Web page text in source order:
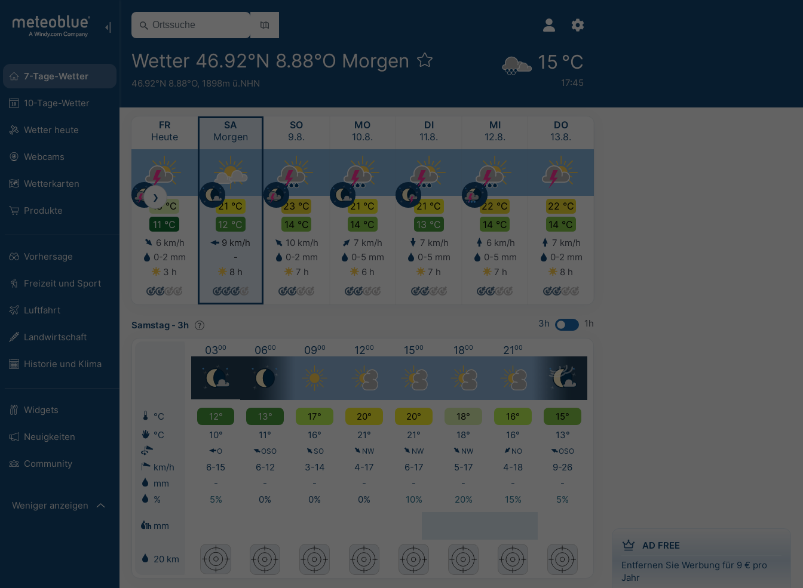
7-Tage-Wetter
10-Tage-Wetter
Wetter heute
Webcams
Wetterkarten
Produkte
Vorhersage
Freizeit und Sport
Luftfahrt
Landwirtschaft
Historie und Klima
Widgets
Neuigkeiten
Community
Weniger anzeigen
Wetter 46.92°N 8.88°O Morgen
46.92°N 8.88°O, 1898m ü.NHN
15 °C
17:45
AD FREE
Entfernen Sie Werbung für 9 € pro
Jahr
FR
Heute
18 °C
11 °C
6 km/h
0-2 mm
3 h
SA
Morgen
21 °C
12 °C
9 km/h
-
8 h
SO
9.8.
23 °C
14 °C
10 km/h
0-2 mm
7 h
MO
10.8.
21 °C
14 °C
7 km/h
0-5 mm
6 h
DI
11.8.
21 °C
13 °C
7 km/h
0-5 mm
7 h
MI
12.8.
22 °C
14 °C
6 km/h
0-5 mm
7 h
DO
13.8.
22 °C
14 °C
7 km/h
0-2 mm
8 h
❯
Samstag - 3h 3h 1h
0300 0600 0900 1200 1500 1800 2100
°C 12° 13° 17° 20° 20° 18° 16°
15°
°C
10° 11° 16° 21° 21° 18° 16° 13°
O OSO SO NW NW NW NO OSO
km/h 6-15 6-12 3-14 4-17 6-17 5-17 4-18
9-26
mm
- - - - - - -
-
%
5% 0% 0% 0% 10% 20% 15% 5%
mm
20 km